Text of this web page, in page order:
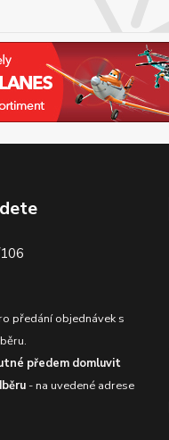
předání objednávek s
předem domluvit
- na uvedené adrese